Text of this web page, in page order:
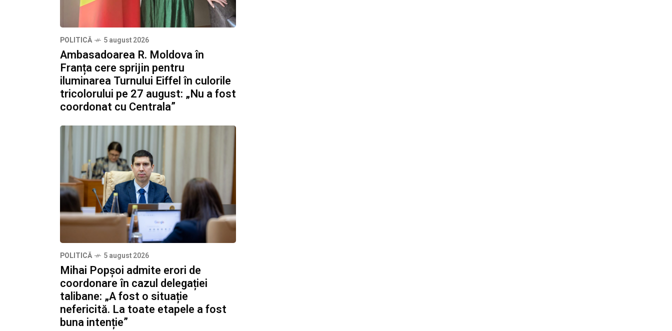
POLITICĂ 5 august 2026
Ambasadoarea R. Moldova în
Franța cere sprijin pentru
iluminarea Turnului Eiffel în culorile
tricolorului pe 27 august: „Nu a fost
coordonat cu Centrala”
POLITICĂ 5 august 2026
Mihai Popșoi admite erori de
coordonare în cazul delegației
talibane: „A fost o situație
nefericită. La toate etapele a fost
buna intenție”